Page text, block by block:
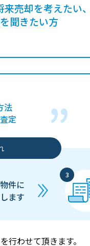
来売却を考えたい
聞きたい方
法
定
行わせて頂きます。
件に
ます